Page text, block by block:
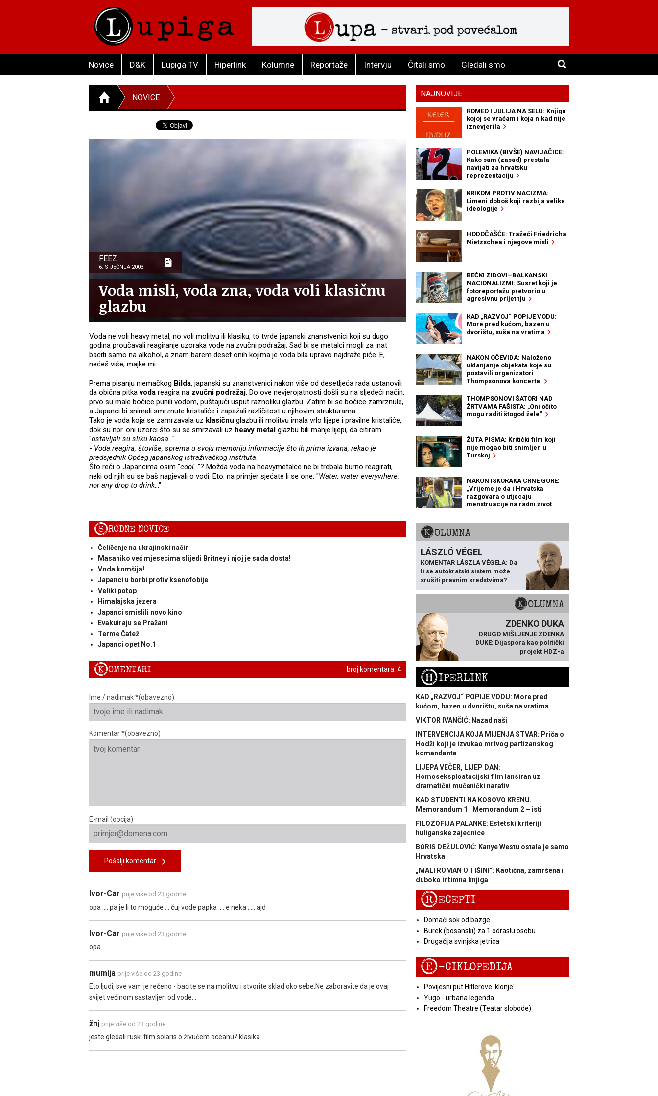
Novice D&K Lupiga TV Hiperlink Kolumne Reportaže Intervju Čitali smo Gledali smo
NOVICE
FEEZ
6. SIJEČNJA 2003.
Voda misli, voda zna, voda voli klasičnu
glazbu
Voda ne voli heavy metal, no voli molitvu ili klasiku, to tvrde japanski znanstvenici koji su dugo
godina proučavali reagiranje uzoraka vode na zvučni podražaj. Sad bi se metalci mogli za inat
baciti samo na alkohol, a znam barem deset onih kojima je voda bila upravo najdraže piće. E,
nećeš više, majke mi...
Prema pisanju njemačkog Bilda, japanski su znanstvenici nakon više od desetljeća rada ustanovili
da obična pitkavoda reagira na zvučni podražaj. Do ove nevjerojatnosti došli su na sljedeći način:
prvo su male bočice punili vodom, puštajući usput raznoliku glazbu. Zatim bi se bočice zamrznule,
a Japanci bi snimali smrznute kristaliće i zapažali različitost u njihovim strukturama.
Tako je voda koja se zamrzavala uz klasičnu glazbu ili molitvu imala vrlo lijepe i pravilne kristaliće,
dok su npr. oni uzorci što su se smrzavali uz heavy metal glazbu bili manje lijepi, da citiram
"ostavljali su sliku kaosa...".
- Voda reagira, štoviše, sprema u svoju memoriju informacije što ih prima izvana, rekao je
predsjednik Općeg japanskog istraživačkog instituta.
Što reći o Japancima osim "cool..."? Možda voda na heavymetalce ne bi trebala burno reagirati,
neki od njih su se baš napjevali o vodi. Eto, na primjer sjećate li se one: "Water, water everywhere,
nor any drop to drink..."
SRODNE NOVICE
Čeličenje na ukrajinski način
Masahiko već mjesecima slijedi Britney i njoj je sada dosta!
Voda komšija!
Japanci u borbi protiv ksenofobije
Veliki potop
Himalajska jezera
Japanci smislili novo kino
Evakuiraju se Pražani
Terme Čatež
Japanci opet No.1
broj komentara: 4
KOMENTARI
Ime / nadimak *(obavezno)
Komentar *(obavezno)
E-mail (opcija)
Pošalji komentar
Ivor-Car prije više od 23 godine
opa .... pa je li to moguće ... čuj vode papka .... e neka ..... ajd
Ivor-Car prije više od 23 godine
opa
mumija prije više od 23 godine
Eto ljudi, sve vam je rečeno - bacite se na molitvu i stvorite sklad oko sebe.Ne zaboravite da je ovaj
svijet većinom sastavljen od vode...
žnj prije više od 23 godine
jeste gledali ruski film solaris o živućem oceanu? klasika
NAJNOVIJE
ROMEO I JULIJA NA SELU: Knjiga
kojoj se vraćam i koja nikad nije
iznevjerila
POLEMIKA (BIVŠE) NAVIJAČICE:
Kako sam (zasad) prestala
navijati za hrvatsku
reprezentaciju
KRIKOM PROTIV NACIZMA:
Limeni doboš koji razbija velike
ideologije
HODOČAŠĆE: Tražeći Friedricha
Nietzschea i njegove misli
BEČKI ZIDOVI–BALKANSKI
NACIONALIZMI: Susret koji je
fotoreportažu pretvorio u
agresivnu prijetnju
KAD „RAZVOJ“ POPIJE VODU:
More pred kućom, bazen u
dvorištu, suša na vratima
NAKON OČEVIDA: Naloženo
uklanjanje objekata koje su
postavili organizatori
Thompsonova koncerta
THOMPSONOVI ŠATORI NAD
ŽRTVAMA FAŠISTA: „Oni očito
mogu raditi štogod žele“
ŽUTA PISMA: Kritički film koji
nije mogao biti snimljen u
Turskoj
NAKON ISKORAKA CRNE GORE:
„Vrijeme je da i Hrvatska
razgovara o utjecaju
menstruacije na radni život
KOLUMNA
LÁSZLÓ VÉGEL
KOMENTAR LÁSZLA VÉGELA: Da
li se autokratski sistem može
srušiti pravnim sredstvima?
KOLUMNA
ZDENKO DUKA
DRUGO MIŠLJENJE ZDENKA
DUKE: Dijaspora kao politički
projekt HDZ-a
HIPERLINK
KAD „RAZVOJ“ POPIJE VODU: More pred
kućom, bazen u dvorištu, suša na vratima
VIKTOR IVANČIĆ: Nazad naši
INTERVENCIJA KOJA MIJENJA STVAR: Priča o
Hodži koji je izvukao mrtvog partizanskog
komandanta
LIJEPA VEČER, LIJEP DAN:
Homoseksploatacijski film lansiran uz
dramatični mučenički narativ
KAD STUDENTI NA KOSOVO KRENU:
Memorandum 1 i Memorandum 2 – isti
FILOZOFIJA PALANKE: Estetski kriteriji
huliganske zajednice
BORIS DEŽULOVIĆ: Kanye Westu ostala je samo
Hrvatska
„MALI ROMAN O TIŠINI“: Kaotična, zamršena i
duboko intimna knjiga
RECEPTI
Domaći sok od bazge
Burek (bosanski) za 1 odraslu osobu
Drugačija svinjska jetrica
E-CIKLOPEDIJA
Povijesni put Hitlerove 'klonje'
Yugo - urbana legenda
Freedom Theatre (Teatar slobode)